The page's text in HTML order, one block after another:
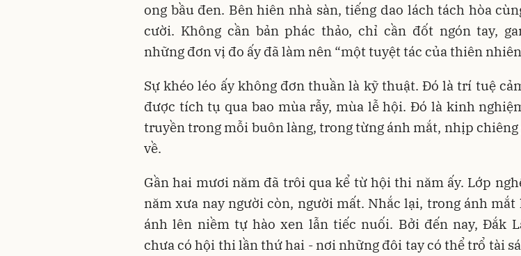
ong bầu đen. Bên hiên nhà sàn, tiếng dao lách tách hòa
cười. Không cần bản phác thảo, chỉ cần đốt ngón tay,
những đơn vị đo ấy đã làm nên “một tuyệt tác của thiên
Sự khéo léo ấy không đơn thuần là kỹ thuật. Đó là trí tuệ
được tích tụ qua bao mùa rẫy, mùa lễ hội. Đó là kinh
truyền trong mỗi buôn làng, trong từng ánh mắt, nhịp chiêng
về.
Gần hai mươi năm đã trôi qua kể từ hội thi năm ấy. Lớp
năm xưa nay người còn, người mất. Nhắc lại, trong ánh mắt
ánh lên niềm tự hào xen lẫn tiếc nuối. Bởi đến nay, Đắk
chưa có hội thi lần thứ hai - nơi những đôi tay có thể trổ tài